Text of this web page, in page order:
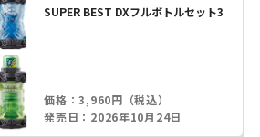
SUPER BEST DXフルボトルセット3
価格：3,960円（税込）
発売日：2026年10月24日